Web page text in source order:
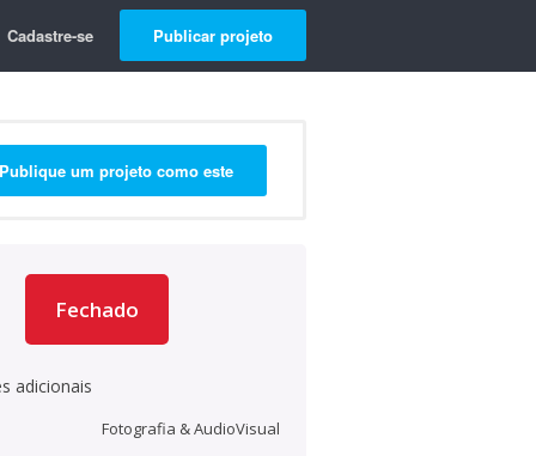
Cadastre-se Publicar projeto
Publique um projeto como este
Fechado
adicionais
Fotografia & AudioVisual